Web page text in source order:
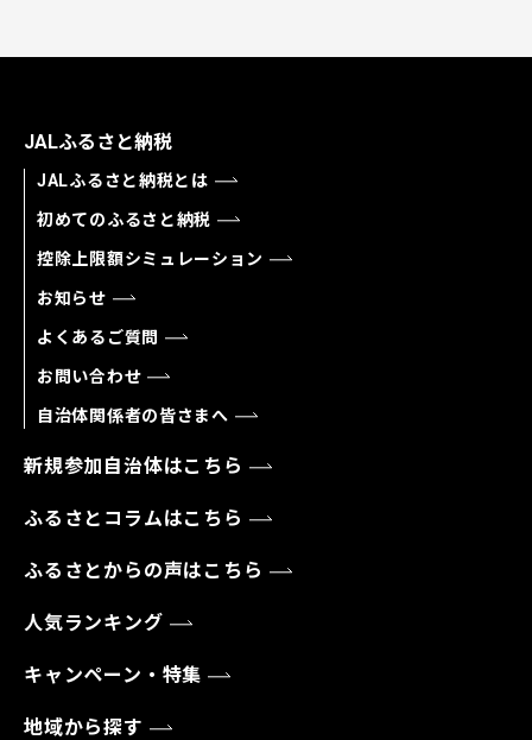
JALふるさと納税
JALふるさと納税とは
初めてのふるさと納税
控除上限額シミュレーション
お知らせ
よくあるご質問
お問い合わせ
自治体関係者の皆さまへ
新規参加自治体はこちら
ふるさとコラムはこちら
ふるさとからの声はこちら
人気ランキング
キャンペーン・特集
地域から探す